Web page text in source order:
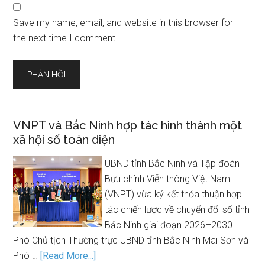
Save my name, email, and website in this browser for
the next time I comment.
VNPT và Bắc Ninh hợp tác hình thành một
xã hội số toàn diện
UBND tỉnh Bắc Ninh và Tập đoàn
Bưu chính Viễn thông Việt Nam
(VNPT) vừa ký kết thỏa thuận hợp
tác chiến lược về chuyển đổi số tỉnh
Bắc Ninh giai đoạn 2026–2030.
Phó Chủ tịch Thường trực UBND tỉnh Bắc Ninh Mai Sơn và
Phó … [Read More...]